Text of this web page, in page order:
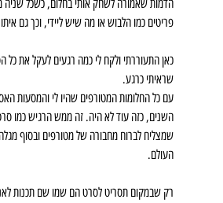
הדמות שאמורה לשחק אותי בחלום, כשכל שניה
פריטים כמו הלבוש או מה שיש ליידי, וכך גם
כאן התעוררתי ולקח לי כמה רגעים לעקל את כל
שראיתי כרגע.
עם כל החלומות המטורפים שהיו לי והמסעות
השנים, כזה עוד לא היה. זה ממש הרגיש כמו
שמצליח לברוח מחבורה של מטורפים ובסוף
העולם.